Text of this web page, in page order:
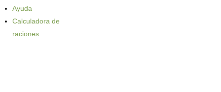
Ayuda
Calculadora de
raciones